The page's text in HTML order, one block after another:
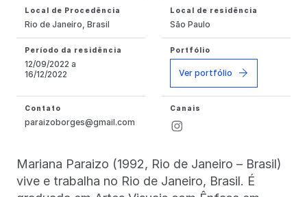
Local de Procedência
Rio de Janeiro, Brasil
Local de residência
São Paulo
Período da residência
12/09/2022 a
16/12/2022
Portfólio
Ver portfólio
Contato
paraizoborges@gmail.com
Canais
Mariana Paraizo (1992, Rio de Janeiro – Brasil)
vive e trabalha no Rio de Janeiro, Brasil. É